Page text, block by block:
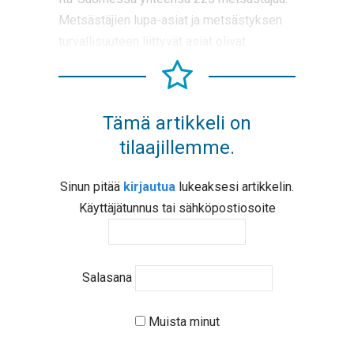
Metsästäjien lupa-asiat ja metsästyksen
Tämä artikkeli on
tilaajillemme.
Sinun pitää kirjautua lukeaksesi artikkelin.
Käyttäjätunnus tai sähköpostiosoite
Salasana
Muista minut